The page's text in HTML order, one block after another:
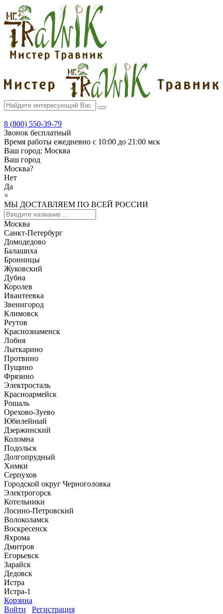
8 (800) 550-39-79
Звонок бесплатный
Время работы ежедневно с 10:00 до 21:00 мск
Ваш город: Москва
Ваш город
Москва?
Нет
Да
×
МЫ ДОСТАВЛЯЕМ ПО ВСЕЙ РОССИИ
Москва
Санкт-Петербург
Домодедово
Балашиха
Бронницы
Жуковский
Дубна
Королев
Ивантеевка
Звенигород
Климовск
Реутов
Краснознаменск
Лобня
Лыткарино
Протвино
Пущино
Фрязино
Электросталь
Красноармейск
Рошаль
Орехово-Зуево
Юбилейный
Дзержинский
Коломна
Подольск
Долгопрудный
Химки
Серпухов
Городской округ Черноголовка
Электрогорск
Котельники
Лосино-Петровский
Волоколамск
Воскресенск
Яхрома
Дмитров
Егорьевск
Зарайск
Дедовск
Истра
Истра-1
Корзина
Войти
Регистрация